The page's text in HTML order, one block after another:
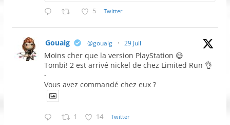
5 Twitter
Gouaig @gouaig · 29 Juil
Moins cher que la version PlayStation 😅
Tombi! 2 est arrivé nickel de chez Limited Run 👌
-
Vous avez commandé chez eux ?
1 14 Twitter